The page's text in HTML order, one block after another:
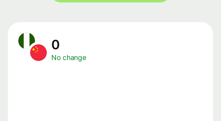
0
No change